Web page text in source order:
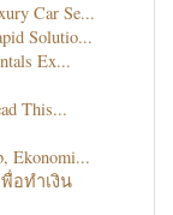
Car Se...
Solutio...
Ex...
This...
Ekonomi...
อทำเงิน